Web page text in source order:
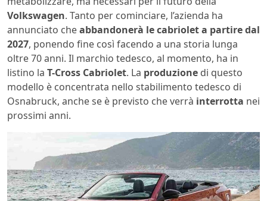
Volkswagen. Tanto per cominciare, l’azienda ha
annunciato cheabbandonerà le cabriolet a partire dal
2027, ponendo fine così facendo a una storia lunga
oltre 70 anni. Il marchio tedesco, al momento, ha in
listino la T-Cross Cabriolet. La produzione di questo
modello è concentrata nello stabilimento tedesco di
Osnabruck, anche se è previsto che verrà interrotta nei
prossimi anni.